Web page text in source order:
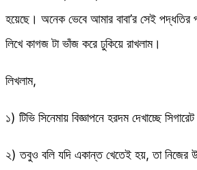
হয়েছে। অনেক ভেবে আমার বাবা’র সেই
লিখে কাগজ টা ভাঁজ করে ঢুকিয়ে রাখলাম।
লিখলাম,
১) টিভি সিনেমায় বিজ্ঞাপনে হরদম দেখাচ্ছে
২) তবুও বলি যদি একান্ত খেতেই হয়, তা নিজের